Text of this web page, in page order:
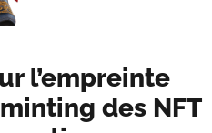
l’empreinte
des NFT